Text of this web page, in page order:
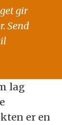
gir
Send
lag
er en